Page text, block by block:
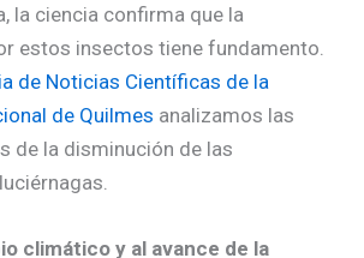
la ciencia confirma que la
estos insectos tiene fundamento.
de Noticias Científicas de la
de Quilmes analizamos las
de la disminución de las
climático y al avance de la